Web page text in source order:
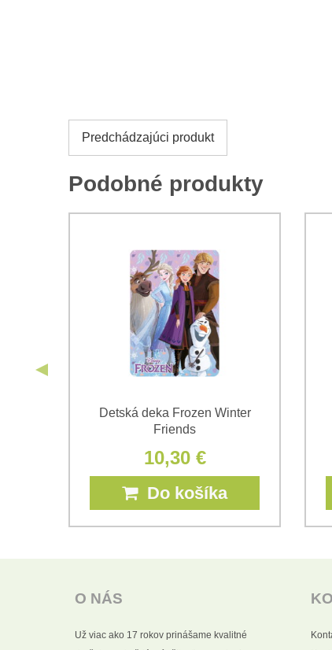
Predchádzajúci produkt
Podobné produkty
Detská deka Frozen Winter
Friends
10,30 €
Do košíka
O NÁS
Už viac ako 17 rokov prinášame kvalitné